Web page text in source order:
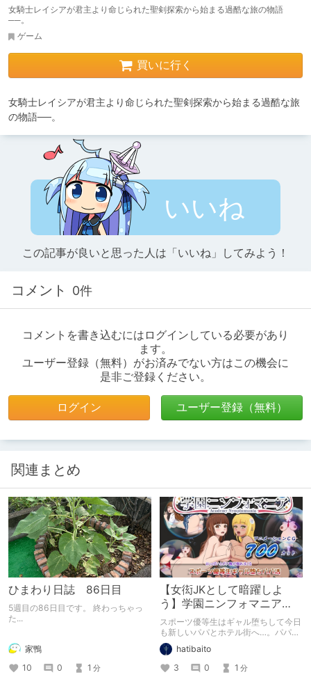
女騎士レイシアが君主より命じられた聖剣探索から始まる過酷な旅の物語
──。
ゲーム
買いに行く
女騎士レイシアが君主より命じられた聖剣探索から始まる過酷な旅
の物語──。
いいね
この記事が良いと思った人は「いいね」してみよう！
コメント 0件
コメントを書き込むにはログインしている必要があり
ます。
ユーザー登録（無料）がお済みでない方はこの機会に
是非ご登録ください。
ログイン ユーザー登録（無料）
関連まとめ
ひまわり日誌 86日目
5週目の86日目です。 終わっちゃっ
た...
家鴨
10
0 1 分
【女衒JKとして暗躍しよ
う】学園ニンフォマニア
【体験版感想】
スポーツ優等生はギャル堕ちして今日
も新しいパパとホテル街へ…。パパ活
を主題にした孕ませアニメーションゲ
ーム。hatibaito
3
0 1 分